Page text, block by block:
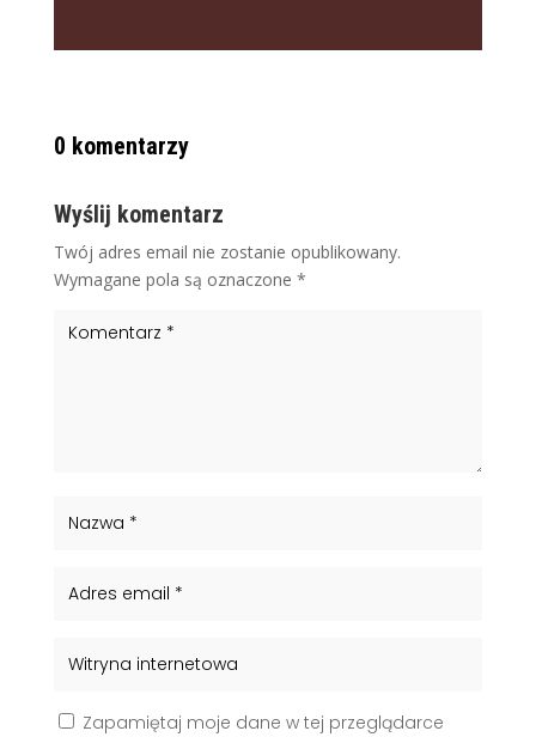
0 komentarzy
Wyślij komentarz
Twój adres email nie zostanie opublikowany.
Wymagane pola są oznaczone *
Zapamiętaj moje dane w tej przeglądarce